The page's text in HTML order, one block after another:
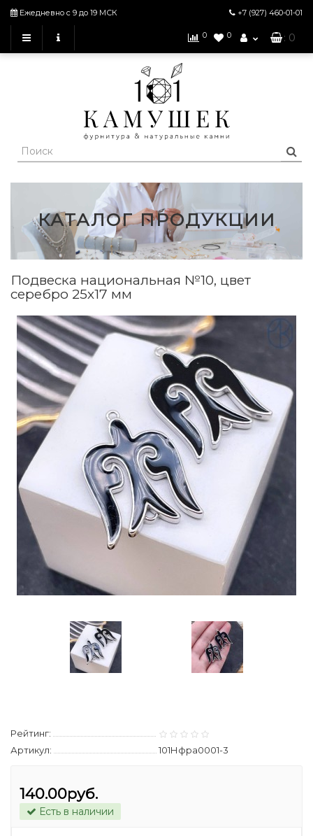
Ежедневно с 9 до 19 МСК +7 (927) 460-01-01
0 0 : 0
КАТАЛОГ ПРОДУКЦИИ
Подвеска национальная №10, цвет
серебро 25х17 мм
Рейтинг:
Артикул:
101Нфра0001-3
140.00руб.
Есть в наличии